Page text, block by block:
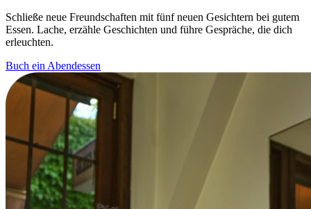
Schließe neue Freundschaften mit fünf neuen Gesichtern bei gutem
Essen. Lache, erzähle Geschichten und führe Gespräche, die dich
erleuchten.
Buch ein Abendessen